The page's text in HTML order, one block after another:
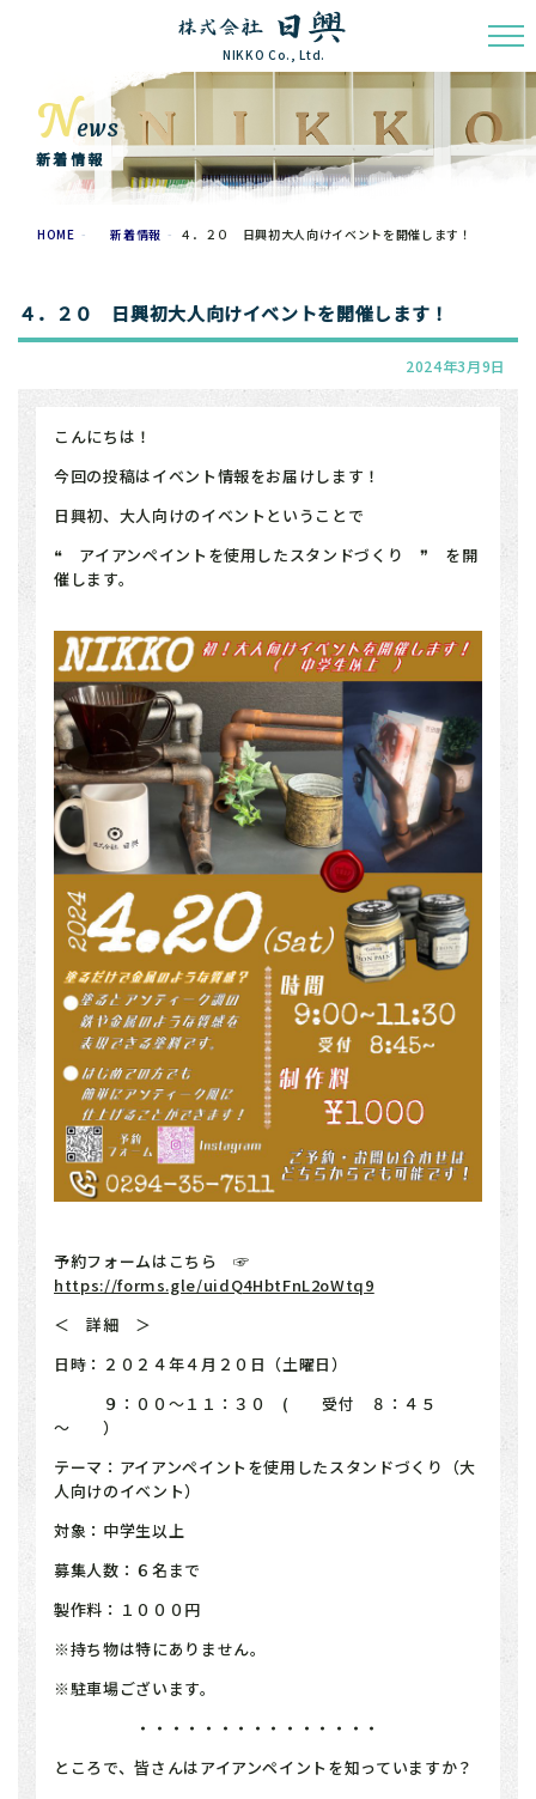
NIKKO Co., Ltd.
News
新着情報
HOME 新着情報 ４．２０ 日興初大人向けイベントを開催します！
４．２０ 日興初大人向けイベントを開催します！
2024年3月9日
こんにちは！
今回の投稿はイベント情報をお届けします！
日興初、大人向けのイベントということで
❝ アイアンペイントを使用したスタンドづくり ❞ を開
催します。
予約フォームはこちら ☞
https://forms.gle/uidQ4HbtFnL2oWtq9
＜ 詳細 ＞
日時：２０２４年４月２０日（土曜日）
９：００～１１：３０ ( 受付 ８：４５
～ ）
テーマ：アイアンペイントを使用したスタンドづくり（大
人向けのイベント）
対象：中学生以上
募集人数：６名まで
製作料：１０００円
※持ち物は特にありません。
※駐車場ございます。
・・・・・・・・・・・・・・・
ところで、皆さんはアイアンペイントを知っていますか？